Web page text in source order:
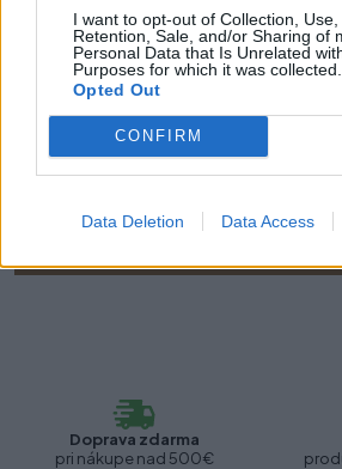
I want to opt-out of Collection, Use,
Retention, Sale, and/or Sharing of
Personal Data that Is Unrelated
Purposes for which it was collected.
Opted Out
CONFIRM
Data Deletion Data Access
Typ výsuvu:
Recenzie
Pre tento produkt neboli pridané
Doprava zdarma
pri nákupe nad 500€